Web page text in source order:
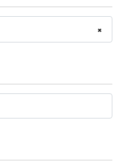
×